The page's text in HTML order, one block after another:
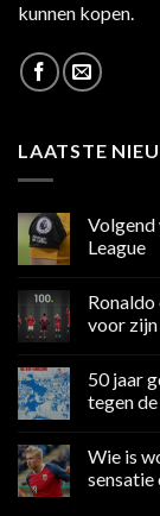
kunnen kopen.
LAATSTE
Volgend
League
op
weekend
media
in
Premier
Ronaldo
voor
op
Ronaldo
eerste
meer
100
50 jaar
tegen
op
jaar
Wie is
sensatie